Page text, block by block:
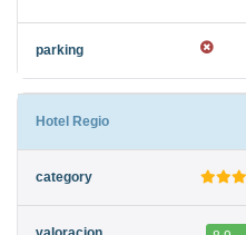
Hotel Regio